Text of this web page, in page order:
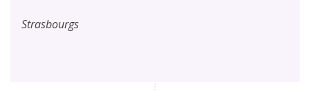
Strasbourgs